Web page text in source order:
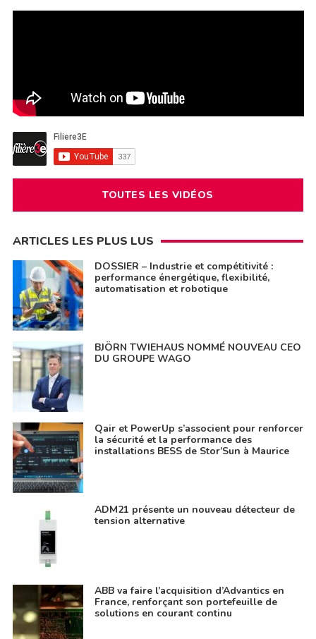
TOUTES LES VIDÉOS
ARTICLES LES PLUS LUS
DOSSIER – Industrie et compétitivité :
performance énergétique, flexibilité,
automatisation et robotique
BJÖRN TWIEHAUS NOMMÉ NOUVEAU CEO
DU GROUPE WAGO
Qair et PowerUp s’associent pour renforcer
la sécurité et la performance des
installations BESS de Stor’Sun à Maurice
ADM21 présente un nouveau détecteur de
tension alternative
ABB va faire l’acquisition d’Advantics en
France, renforçant son portefeuille de
solutions en courant continu